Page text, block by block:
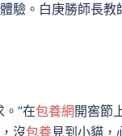
驗。白庚勝師長教
”在包養網 開窖節
沒包養見到小貓